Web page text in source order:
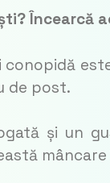
Încearcă
de post.
și un